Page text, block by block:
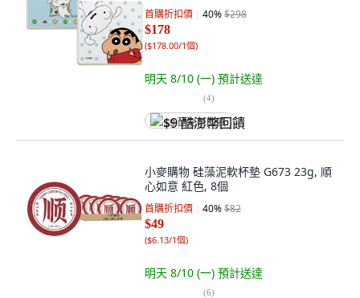
首購折扣價 40%$298
$178
($178.00/1個)
明天 8/10 (一) 預計送達
(4)
$9 酷澎幣回饋
小麥購物 硅藻泥軟杯墊 G673 23g, 順
心如意 紅色, 8個
首購折扣價 40%$82
$49
($6.13/1個)
明天 8/10 (一) 預計送達
(6)